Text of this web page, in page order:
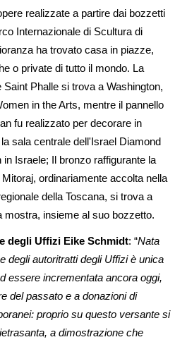
realizzate a partire dai bozzetti
Internazionale di Scultura di
ha trovato casa in piazze,
o private di tutto il mondo. La
Phalle si trova a Washington,
in the Arts, mentre il pannello
fu realizzato per decorare in
sala centrale dell'Israel Diamond
Israele; Il bronzo raffigurante la
ordinariamente accolta nella
della Toscana, si trova a
mostra, insieme al suo bozzetto.
degli Uffizi Eike Schmidt: “Nata
degli autoritratti degli Uffizi è unica
essere incrementata ancora oggi,
del passato e a donazioni di
proprio su questo versante si
a dimostrazione che